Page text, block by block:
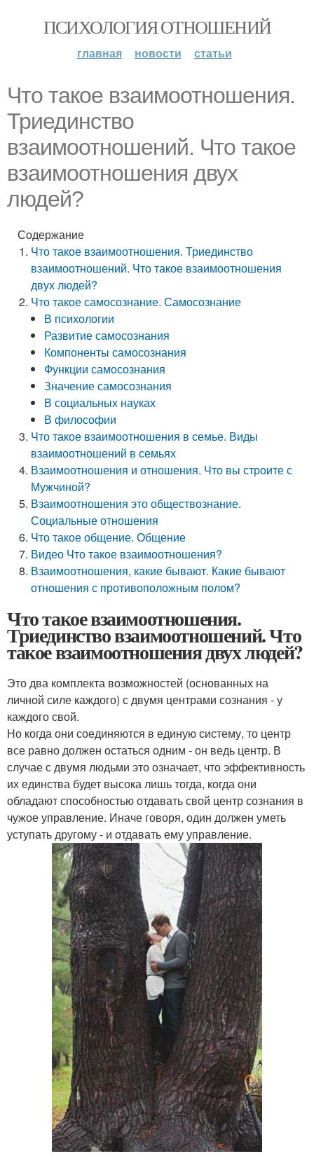
ПСИХОЛОГИЯ ОТНОШЕНИЙ
главная новости статьи
Что такое взаимоотношения.
Триединство
взаимоотношений. Что такое
взаимоотношения двух
людей?
Содержание
Что такое взаимоотношения. Триединство
взаимоотношений. Что такое взаимоотношения
двух людей?
Что такое самосознание. Самосознание
В психологии
Развитие самосознания
Компоненты самосознания
Функции самосознания
Значение самосознания
В социальных науках
В философии
Что такое взаимоотношения в семье. Виды
взаимоотношений в семьях
Взаимоотношения и отношения. Что вы строите с
Мужчиной?
Взаимоотношения это обществознание.
Социальные отношения
Что такое общение. Общение
Видео Что такое взаимоотношения?
Взаимоотношения, какие бывают. Какие бывают
отношения с противоположным полом?
Что такое взаимоотношения.
Триединство взаимоотношений. Что
такое взаимоотношения двух людей?
Это два комплекта возможностей (основанных на
личной силе каждого) с двумя центрами сознания - у
каждого свой.
Но когда они соединяются в единую систему, то центр
все равно должен остаться одним - он ведь центр. В
случае с двумя людьми это означает, что эффективность
их единства будет высока лишь тогда, когда они
обладают способностью отдавать свой центр сознания в
чужое управление. Иначе говоря, один должен уметь
уступать другому - и отдавать ему управление.